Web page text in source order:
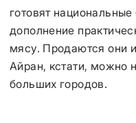
готовят
дополнение
мясу. Продаются они
Айран, кстати, можно
больших городов.